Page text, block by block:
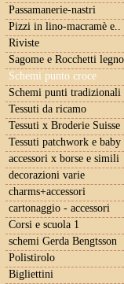
Passamanerie-nastri
Pizzi in lino-macramè e..
Riviste
Sagome e Rocchetti legno
Schemi punto croce
Schemi punti tradizionali
Tessuti da ricamo
Tessuti x Broderie Suisse
Tessuti patchwork e baby
accessori x borse e simili
decorazioni varie
charms+accessori
cartonaggio - accessori
Corsi e scuola 1
schemi Gerda Bengtsson
Polistirolo
Bigliettini